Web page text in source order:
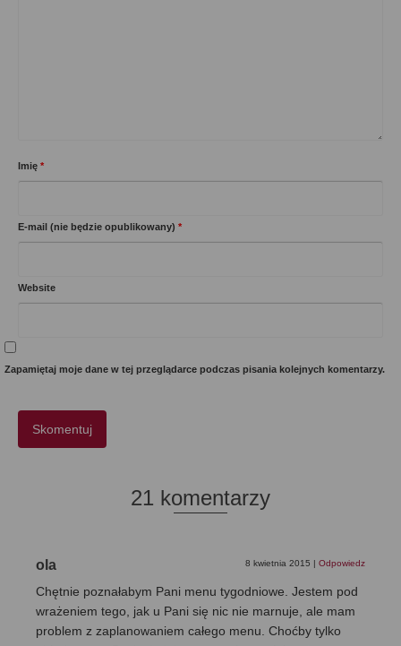
Imię *
E-mail (nie będzie opublikowany) *
Website
Zapamiętaj moje dane w tej przeglądarce podczas pisania kolejnych komentarzy.
21 komentarzy
ola 8 kwietnia 2015 | Odpowiedz
Chętnie poznałabym Pani menu tygodniowe. Jestem pod
wrażeniem tego, jak u Pani się nic nie marnuje, ale mam
problem z zaplanowaniem całego menu. Choćby tylko